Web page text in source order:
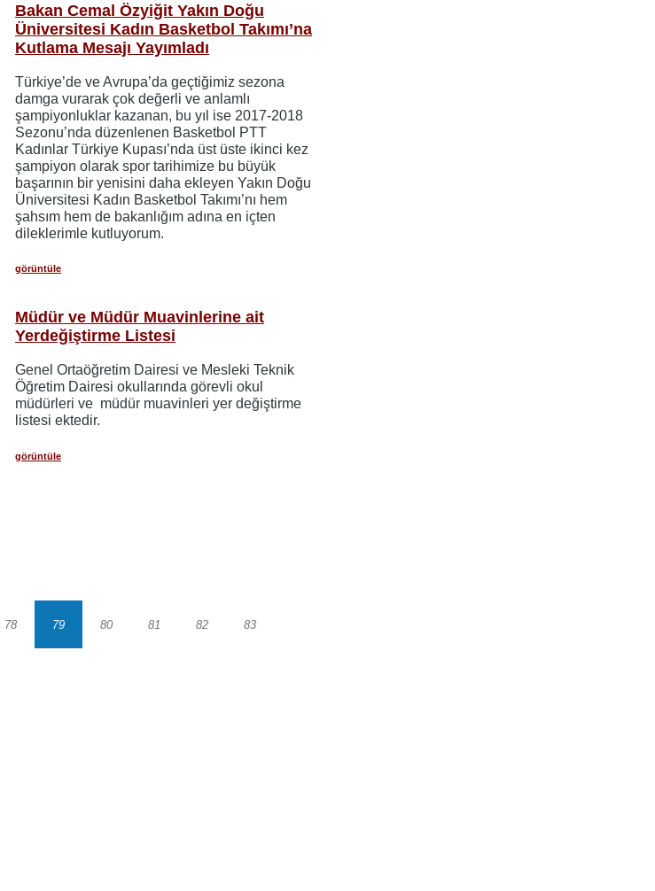
Bakan Cemal Özyiğit Yakın Doğu
Üniversitesi Kadın Basketbol Takımı’na
Kutlama Mesajı Yayımladı
Türkiye’de ve Avrupa’da geçtiğimiz sezona
damga vurarak çok değerli ve anlamlı
şampiyonluklar kazanan, bu yıl ise 2017-2018
Sezonu’nda düzenlenen Basketbol PTT
Kadınlar Türkiye Kupası’nda üst üste ikinci kez
şampiyon olarak spor tarihimize bu büyük
başarının bir yenisini daha ekleyen Yakın Doğu
Üniversitesi Kadın Basketbol Takımı’nı hem
şahsım hem de bakanlığım adına en içten
dileklerimle kutluyorum.
görüntüle
Müdür ve Müdür Muavinlerine ait
Yerdeğiştirme Listesi
Genel Ortaöğretim Dairesi ve Mesleki Teknik
Öğretim Dairesi okullarında görevli okul
müdürleri ve müdür muavinleri yer değiştirme
listesi ektedir.
görüntüle
Sayfa
78 Sayfa
79 Sayfa
80 Sayfa
81 Sayfa
82 Sayfa
83